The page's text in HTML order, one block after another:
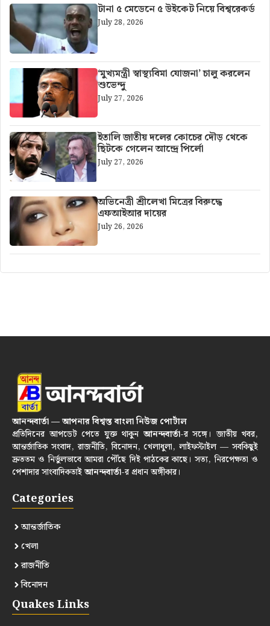
টানা ৫ মেডেনে ৫ উইকেট নিয়ে বিশ্বরেকর্ড
July 28, 2026
‘মুখ্যমন্ত্রী স্বাস্থ্যবিমা যোজনা’ চালু করলেন
শুভেন্দু
July 27, 2026
ইতালি জাতীয় দলের কোচের দৌড় থেকে
ছিটকে গেলেন আন্দ্রে পির্লো
July 27, 2026
অভিনেত্রী শ্রীলেখা মিত্রের বিরুদ্ধে
এফআইআর দায়ের
July 26, 2026
আনন্দবার্তা — আপনার বিশ্বস্ত বাংলা নিউজ পোর্টাল
প্রতিদিনের আপডেট পেতে যুক্ত থাকুনআনন্দবার্তা-র সঙ্গে। জাতীয় খবর,
আন্তর্জাতিক সংবাদ, রাজনীতি, বিনোদন, খেলাধুলা, লাইফস্টাইল — সবকিছুই
দ্রুততম ও নির্ভুলভাবে আমরা পৌঁছে দিই পাঠকের কাছে। সত্য, নিরপেক্ষতা ও
পেশাদার সাংবাদিকতাইআনন্দবার্তা-র প্রধান অঙ্গীকার।
Categories
আন্তর্জাতিক
খেলা
রাজনীতি
বিনোদন
Quakes Links